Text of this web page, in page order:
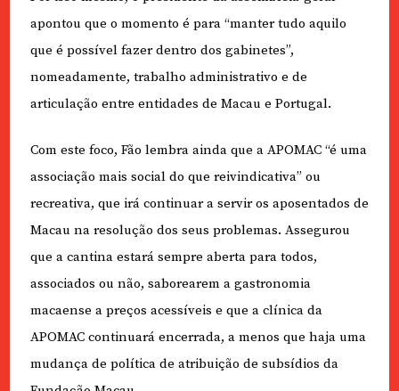
apontou que o momento é para “manter tudo aquilo
que é possível fazer dentro dos gabinetes”,
nomeadamente, trabalho administrativo e de
articulação entre entidades de Macau e Portugal.
Com este foco, Fão lembra ainda que a APOMAC “é uma
associação mais social do que reivindicativa” ou
recreativa, que irá continuar a servir os aposentados de
Macau na resolução dos seus problemas. Assegurou
que a cantina estará sempre aberta para todos,
associados ou não, saborearem a gastronomia
macaense a preços acessíveis e que a clínica da
APOMAC continuará encerrada, a menos que haja uma
mudança de política de atribuição de subsídios da